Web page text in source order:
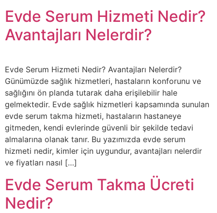
Evde Serum Hizmeti Nedir?
Avantajları Nelerdir?
Evde Serum Hizmeti Nedir? Avantajları Nelerdir?
Günümüzde sağlık hizmetleri, hastaların konforunu ve
sağlığını ön planda tutarak daha erişilebilir hale
gelmektedir. Evde sağlık hizmetleri kapsamında sunulan
evde serum takma hizmeti, hastaların hastaneye
gitmeden, kendi evlerinde güvenli bir şekilde tedavi
almalarına olanak tanır. Bu yazımızda evde serum
hizmeti nedir, kimler için uygundur, avantajları nelerdir
ve fiyatları nasıl […]
Evde Serum Takma Ücreti
Nedir?